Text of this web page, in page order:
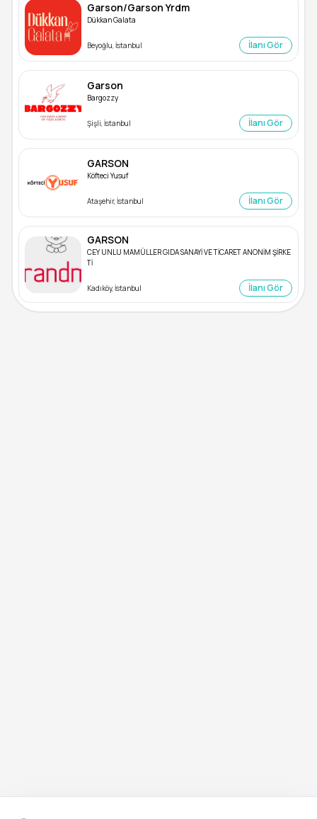
Garson/Garson Yrdm
Dükkan Galata
Beyoğlu, İstanbul İlanı Gör
Garson
Bargozzy
Şişli, İstanbul İlanı Gör
GARSON
Köfteci Yusuf
Ataşehir, İstanbul İlanı Gör
GARSON
CEY UNLU MAMÜLLER GIDA SANAYİ VE TİCARET ANONİM ŞİRKE
Tİ
Kadıköy, İstanbul İlanı Gör